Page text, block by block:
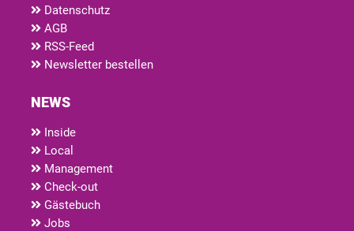
Datenschutz
AGB
RSS-Feed
Newsletter bestellen
NEWS
Inside
Local
Management
Check-out
Gästebuch
Jobs